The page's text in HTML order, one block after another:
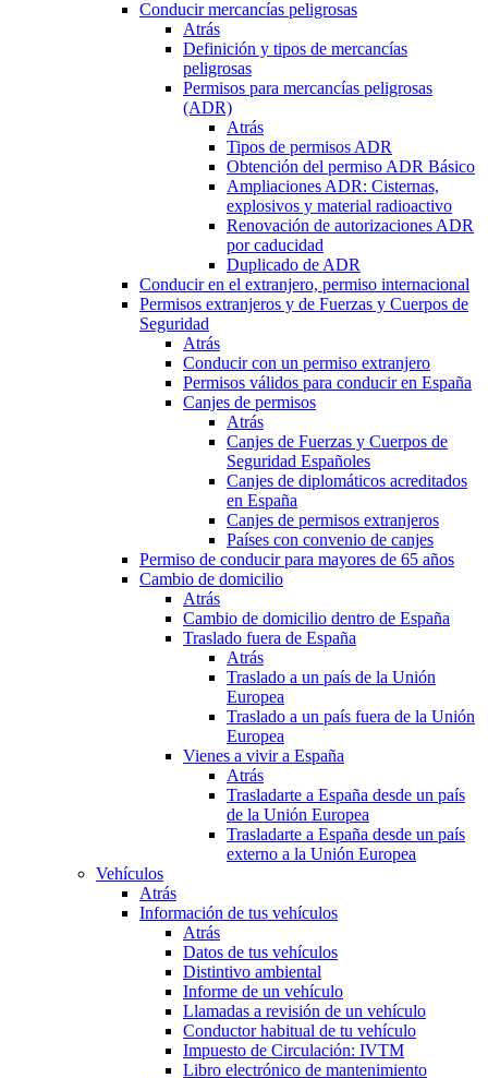
Conducir mercancías peligrosas
Atrás
Definición y tipos de mercancías
peligrosas
Permisos para mercancías peligrosas
(ADR)
Atrás
Tipos de permisos ADR
Obtención del permiso ADR Básico
Ampliaciones ADR: Cisternas,
explosivos y material radioactivo
Renovación de autorizaciones ADR
por caducidad
Duplicado de ADR
Conducir en el extranjero, permiso internacional
Permisos extranjeros y de Fuerzas y Cuerpos de
Seguridad
Atrás
Conducir con un permiso extranjero
Permisos válidos para conducir en España
Canjes de permisos
Atrás
Canjes de Fuerzas y Cuerpos de
Seguridad Españoles
Canjes de diplomáticos acreditados
en España
Canjes de permisos extranjeros
Países con convenio de canjes
Permiso de conducir para mayores de 65 años
Cambio de domicilio
Atrás
Cambio de domicilio dentro de España
Traslado fuera de España
Atrás
Traslado a un país de la Unión
Europea
Traslado a un país fuera de la Unión
Europea
Vienes a vivir a España
Atrás
Trasladarte a España desde un país
de la Unión Europea
Trasladarte a España desde un país
externo a la Unión Europea
Vehículos
Atrás
Información de tus vehículos
Atrás
Datos de tus vehículos
Distintivo ambiental
Informe de un vehículo
Llamadas a revisión de un vehículo
Conductor habitual de tu vehículo
Impuesto de Circulación: IVTM
Libro electrónico de mantenimiento